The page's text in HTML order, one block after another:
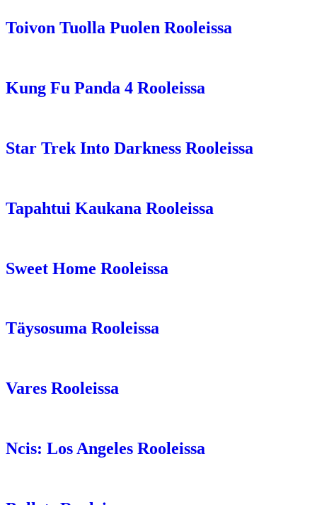
Toivon Tuolla Puolen Rooleissa
Kung Fu Panda 4 Rooleissa
Star Trek Into Darkness Rooleissa
Tapahtui Kaukana Rooleissa
Sweet Home Rooleissa
Täysosuma Rooleissa
Vares Rooleissa
Ncis: Los Angeles Rooleissa